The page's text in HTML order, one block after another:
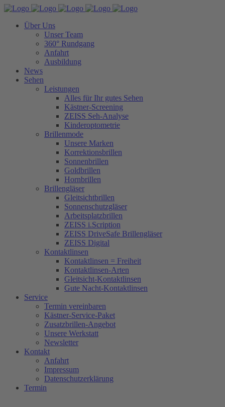
Über Uns
Unser Team
360° Rundgang
Anfahrt
Ausbildung
News
Sehen
Leistungen
Alles für Ihr gutes Sehen
Kästner-Screening
ZEISS Seh-Analyse
Kinderoptometrie
Brillenmode
Unsere Marken
Korrektionsbrillen
Sonnenbrillen
Goldbrillen
Hornbrillen
Brillengläser
Gleitsichtbrillen
Sonnenschutzgläser
Arbeitsplatzbrillen
ZEISS i.Scription
ZEISS DriveSafe Brillengläser
ZEISS Digital
Kontaktlinsen
Kontaktlinsen = Freiheit
Kontaktlinsen-Arten
Gleitsicht-Kontaktlinsen
Gute Nacht-Kontaktlinsen
Service
Termin vereinbaren
Kästner-Service-Paket
Zusatzbrillen-Angebot
Unsere Werkstatt
Newsletter
Kontakt
Anfahrt
Impressum
Datenschutzerklärung
Termin